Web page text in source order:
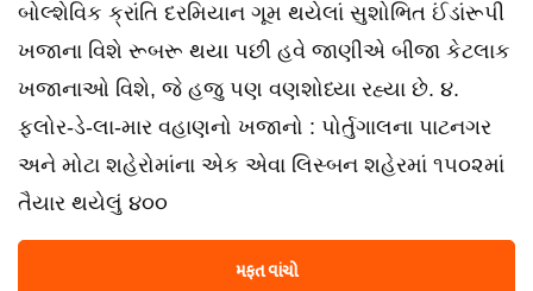
બોલ્શેવિક ક્રાંતિ દરમિયાન ગૂમ થયેલાં સુશોભિત ઈંડાંરૂપી
ખજાના વિશે રૂબરૂ થયા પછી હવે જાણીએ બીજા કેટલાક
ખજાનાઓ વિશે, જે હજુ પણ વણશોધ્યા રહ્યા છે. ૪.
ફ્લોર-ડે-લા-માર વહાણનો ખજાનો : પોર્તુગાલના પાટનગર
અને મોટા શહેરોમાંના એક એવા લિસ્બન શહેરમાં ૧૫૦૨માં
તૈયાર થયેલું ૪૦૦
મફત વાંચો